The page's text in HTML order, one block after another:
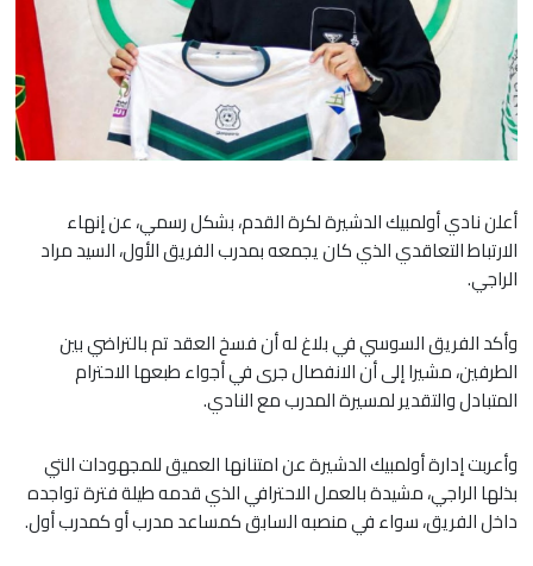
أعلن نادي أولمبيك الدشيرة لكرة القدم، بشكل رسمي، عن إنهاء
الارتباط التعاقدي الذي كان يجمعه بمدرب الفريق الأول، السيد مراد
الراجي.
وأكد الفريق السوسي في بلاغ له أن فسخ العقد تم بالتراضي بين
الطرفين، مشيرا إلى أن الانفصال جرى في أجواء طبعها الاحترام
المتبادل والتقدير لمسيرة المدرب مع النادي.
وأعربت إدارة أولمبيك الدشيرة عن امتنانها العميق للمجهودات التي
بذلها الراجي، مشيدة بالعمل الاحترافي الذي قدمه طيلة فترة تواجده
داخل الفريق، سواء في منصبه السابق كمساعد مدرب أو كمدرب أول.